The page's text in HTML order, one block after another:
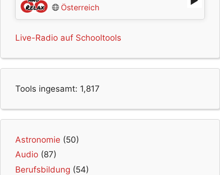
Österreich
Live-Radio auf Schooltools
Tools ingesamt: 1,817
Astronomie (50)
Audio (87)
Berufsbildung (54)